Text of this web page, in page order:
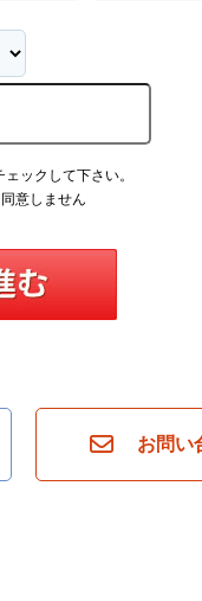
ックして下さい。
同意しません
お問い